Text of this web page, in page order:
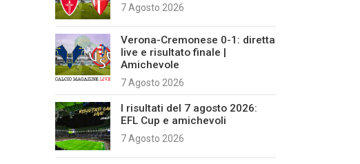
7 Agosto 2026
Verona-Cremonese 0-1: diretta
live e risultato finale |
Amichevole
7 Agosto 2026
I risultati del 7 agosto 2026:
EFL Cup e amichevoli
7 Agosto 2026